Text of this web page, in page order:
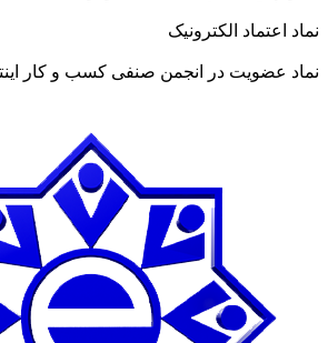
نماد اعتماد الکترونیک
نماد عضویت در انجمن صنفی کسب و کار